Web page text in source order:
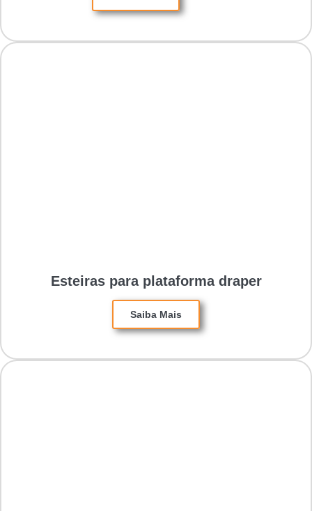
Esteiras para plataforma draper
Saiba Mais